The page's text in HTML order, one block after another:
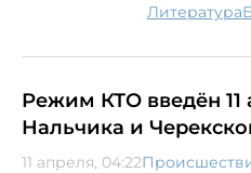
литература
Режим КТО введён 11
Нальчика и
11 апреля, 04:22